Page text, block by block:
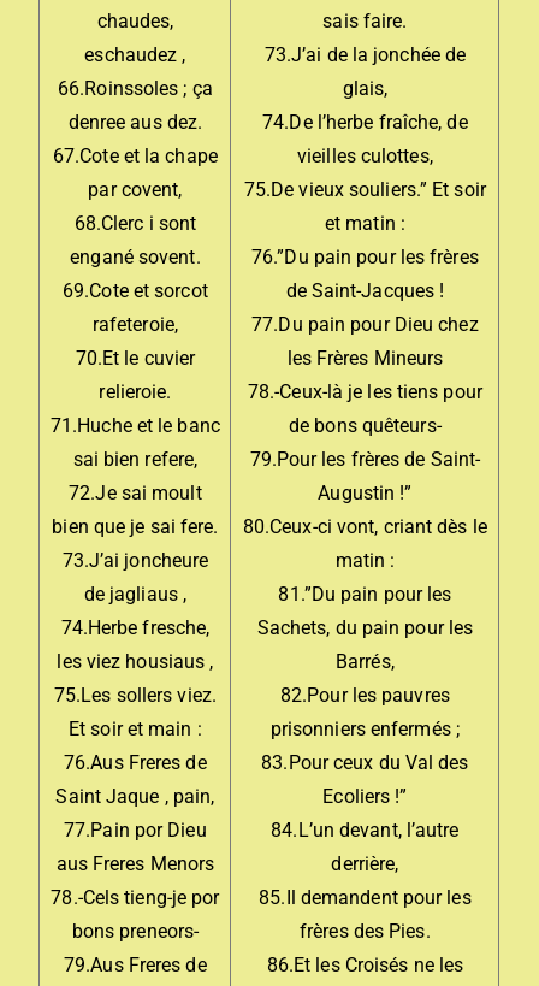
chaudes,
eschaudez ,
66.Roinssoles ; ça
denree aus dez.
67.Cote et la chape
par covent,
68.Clerc i sont
engané sovent.
69.Cote et sorcot
rafeteroie,
70.Et le cuvier
relieroie.
71.Huche et le banc
sai bien refere,
72.Je sai moult
bien que je sai fere.
73.J’ai joncheure
de jagliaus ,
74.Herbe fresche,
les viez housiaus ,
75.Les sollers viez.
Et soir et main :
76.Aus Freres de
Saint Jaque , pain,
77.Pain por Dieu
aus Freres Menors
78.-Cels tieng-je por
bons preneors-
79.Aus Freres de
sais faire.
73.J’ai de la jonchée de
glais,
74.De l’herbe fraîche, de
vieilles culottes,
75.De vieux souliers.” Et soir
et matin :
76.”Du pain pour les frères
de Saint-Jacques !
77.Du pain pour Dieu chez
les Frères Mineurs
78.-Ceux-là je les tiens pour
de bons quêteurs-
79.Pour les frères de Saint-
Augustin !”
80.Ceux-ci vont, criant dès le
matin :
81.”Du pain pour les
Sachets, du pain pour les
Barrés,
82.Pour les pauvres
prisonniers enfermés ;
83.Pour ceux du Val des
Ecoliers !”
84.L’un devant, l’autre
derrière,
85.Il demandent pour les
frères des Pies.
86.Et les Croisés ne les